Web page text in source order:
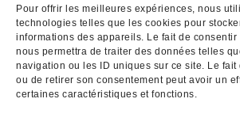
Pour offrir les meilleures expériences, nous
technologies telles que les cookies pour
informations des appareils. Le fait de
nous permettra de traiter des données telles
navigation ou les ID uniques sur ce site. Le fait
ou de retirer son consentement peut avoir un
certaines caractéristiques et fonctions.